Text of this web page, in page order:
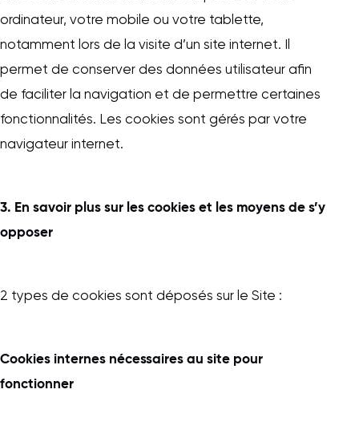
ordinateur, votre mobile ou votre tablette,
notamment lors de la visite d’un site internet. Il
permet de conserver des données utilisateur afin
de faciliter la navigation et de permettre certaines
fonctionnalités. Les cookies sont gérés par votre
navigateur internet.
3. En savoir plus sur les cookies et les moyens de s’y
opposer
2 types de cookies sont déposés sur le Site :
Cookies internes nécessaires au site pour
fonctionner